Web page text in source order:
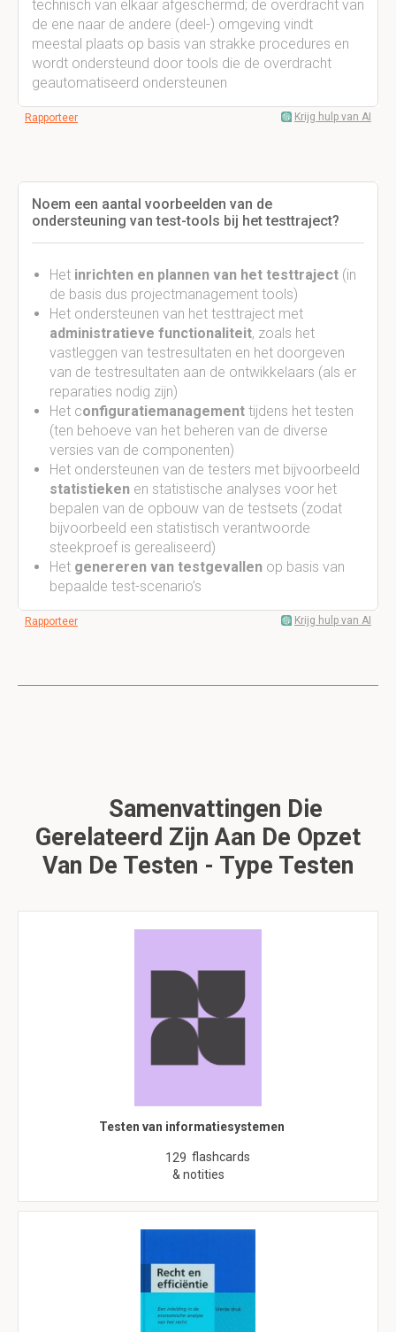
technisch van elkaar afgeschermd; de overdracht van
de ene naar de andere (deel-) omgeving vindt
meestal plaats op basis van strakke procedures en
wordt ondersteund door tools die de overdracht
geautomatiseerd ondersteunen
Rapporteer Krijg hulp van AI
Noem een aantal voorbeelden van de
ondersteuning van test-tools bij het testtraject?
Het inrichten en plannen van het testtraject (in
de basis dus projectmanagement tools)
Het ondersteunen van het testtraject met
administratieve functionaliteit, zoals het
vastleggen van testresultaten en het doorgeven
van de testresultaten aan de ontwikkelaars (als er
reparaties nodig zijn)
Het configuratiemanagement tijdens het testen
(ten behoeve van het beheren van de diverse
versies van de componenten)
Het ondersteunen van de testers met bijvoorbeeld
statistieken en statistische analyses voor het
bepalen van de opbouw van de testsets (zodat
bijvoorbeeld een statistisch verantwoorde
steekproef is gerealiseerd)
Het genereren van testgevallen op basis van
bepaalde test-scenario’s
Rapporteer Krijg hulp van AI
Samenvattingen Die
Gerelateerd Zijn Aan De Opzet
Van De Testen - Type Testen
Testen van informatiesystemen
129 flashcards
& notities